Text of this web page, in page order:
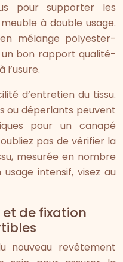
pour supporter les
à double usage.
mélange polyester-
bon rapport qualité-
d’entretien du tissu.
ou déperlants peuvent
pour un canapé
pas de vérifier la
mesurée en nombre
intensif, visez au
de fixation
nouveau revêtement